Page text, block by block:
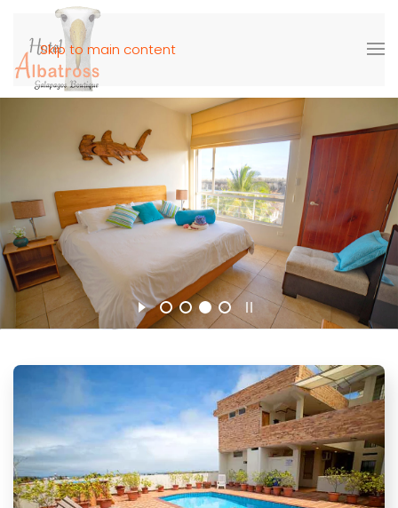
Skip to main content
Habitaciones
Cómodas
Tenemos
Ver Habitaciones